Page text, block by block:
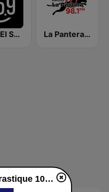
Radio El Salvador | 96.9 FM La Pantera 98.1 FM
Radio Chaparrastique 106.1 FM